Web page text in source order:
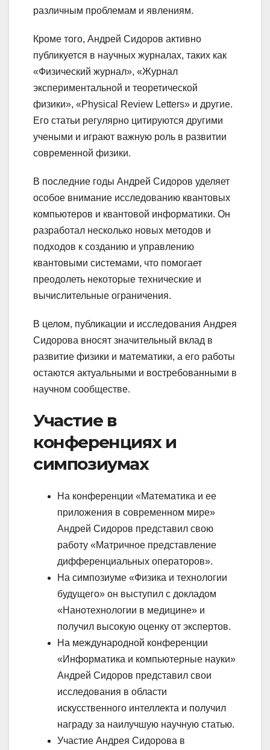
различным проблемам и явлениям.
Кроме того, Андрей Сидоров активно
публикуется в научных журналах, таких как
«Физический журнал», «Журнал
экспериментальной и теоретической
физики», «Physical Review Letters» и другие.
Его статьи регулярно цитируются другими
учеными и играют важную роль в развитии
современной физики.
В последние годы Андрей Сидоров уделяет
особое внимание исследованию квантовых
компьютеров и квантовой информатики. Он
разработал несколько новых методов и
подходов к созданию и управлению
квантовыми системами, что помогает
преодолеть некоторые технические и
вычислительные ограничения.
В целом, публикации и исследования Андрея
Сидорова вносят значительный вклад в
развитие физики и математики, а его работы
остаются актуальными и востребованными в
научном сообществе.
Участие в
конференциях и
симпозиумах
На конференции «Математика и ее
приложения в современном мире»
Андрей Сидоров представил свою
работу «Матричное представление
дифференциальных операторов».
На симпозиуме «Физика и технологии
будущего» он выступил с докладом
«Нанотехнологии в медицине» и
получил высокую оценку от экспертов.
На международной конференции
«Информатика и компьютерные науки»
Андрей Сидоров представил свои
исследования в области
искусственного интеллекта и получил
награду за наилучшую научную статью.
Участие Андрея Сидорова в